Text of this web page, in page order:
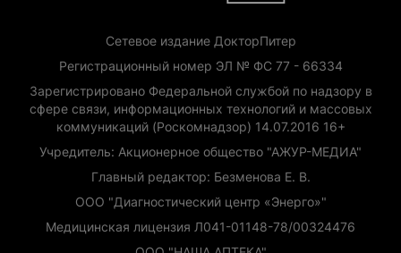
Сетевое издание ДокторПитер
Регистрационный номер ЭЛ № ФС 77 - 66334
Зарегистрировано Федеральной службой по надзору в
сфере связи, информационных технологий и массовых
коммуникаций (Роскомнадзор) 14.07.2016 16+
Учредитель: Акционерное общество "АЖУР-МЕДИА"
Главный редактор: Безменова Е. В.
ООО "Диагностический центр «Энерго»"
Медицинская лицензия Л041-01148-78/00324476